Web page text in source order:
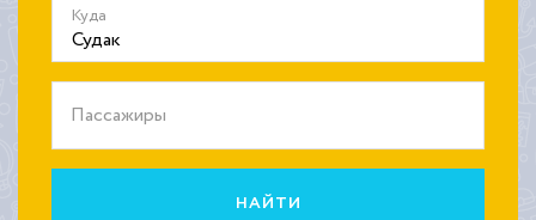
Куда
Пассажиры
НАЙТИ